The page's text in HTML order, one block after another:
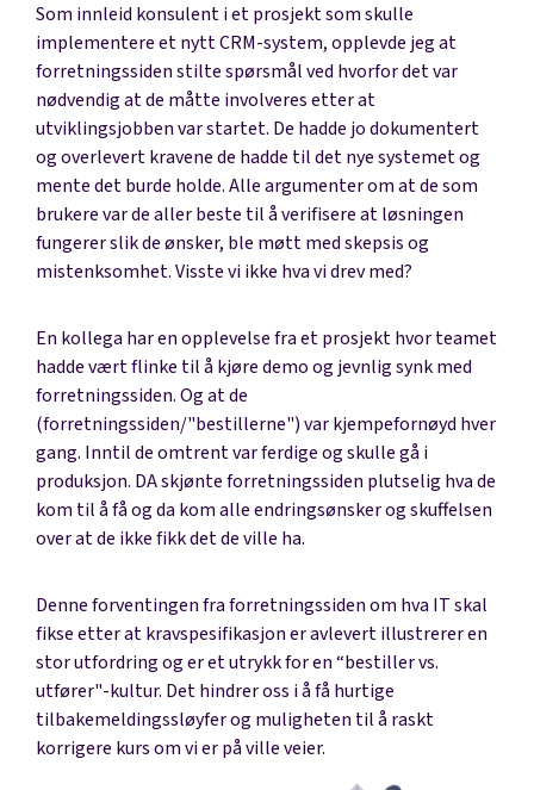
Som innleid konsulent i et prosjekt som skulle
implementere et nytt CRM-system, opplevde jeg at
forretningssiden stilte spørsmål ved hvorfor det var
nødvendig at de måtte involveres etter at
utviklingsjobben var startet. De hadde jo dokumentert
og overlevert kravene de hadde til det nye systemet og
mente det burde holde. Alle argumenter om at de som
brukere var de aller beste til å verifisere at løsningen
fungerer slik de ønsker, ble møtt med skepsis og
mistenksomhet. Visste vi ikke hva vi drev med?
En kollega har en opplevelse fra et prosjekt hvor teamet
hadde vært flinke til å kjøre demo og jevnlig synk med
forretningssiden. Og at de
(forretningssiden/"bestillerne") var kjempefornøyd hver
gang. Inntil de omtrent var ferdige og skulle gå i
produksjon. DA skjønte forretningssiden plutselig hva de
kom til å få og da kom alle endringsønsker og skuffelsen
over at de ikke fikk det de ville ha.
Denne forventingen fra forretningssiden om hva IT skal
fikse etter at kravspesifikasjon er avlevert illustrerer en
stor utfordring og er et utrykk for en “bestiller vs.
utfører"-kultur. Det hindrer oss i å få hurtige
tilbakemeldingssløyfer og muligheten til å raskt
korrigere kurs om vi er på ville veier.